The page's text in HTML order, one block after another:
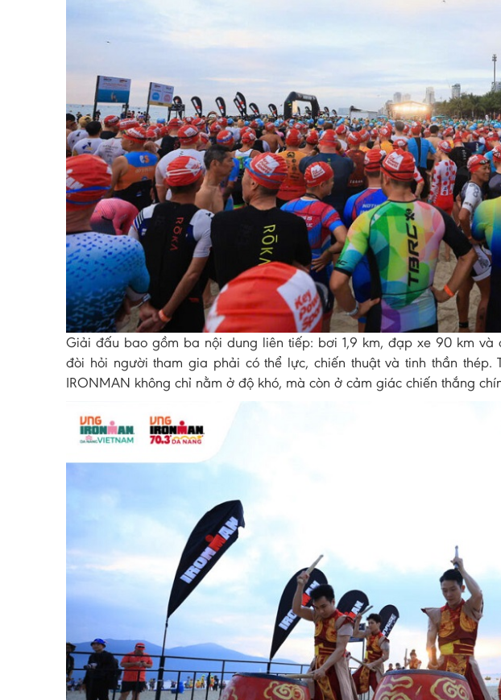
Giải đấu bao gồm ba nội dung liên tiếp: bơi 1,9 km, đạp xe 90 km và
đòi hỏi người tham gia phải có thể lực, chiến thuật và tinh thần thép.
IRONMAN không chỉ nằm ở độ khó, mà còn ở cảm giác chiến thắng